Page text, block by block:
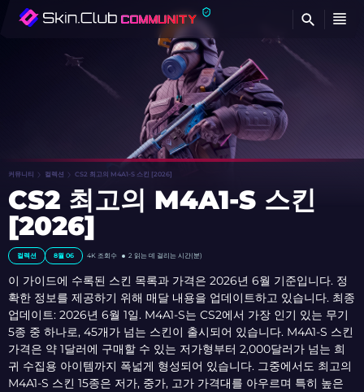
커뮤니티 컬렉션 CS2 최고의 M4A1-S 스킨 [2026]
CS2 최고의 M4A1-S 스킨
[2026]
컬렉션 8월 06 4K 조회수 2 읽는 데 걸리는 시간(분)
이 가이드에 수록된 스킨 목록과 가격은 2026년 6월 기준입니다. 정
확한 정보를 제공하기 위해 매달 내용을 업데이트하고 있습니다. 최종
업데이트: 2026년 6월 1일. M4A1-S는 CS2에서 가장 인기 있는 무기
5종 중 하나로, 45개가 넘는 스킨이 출시되어 있습니다. M4A1-S 스킨
가격은 약 1달러에 구매할 수 있는 저가형부터 2,000달러가 넘는 희
귀 수집용 아이템까지 폭넓게 형성되어 있습니다. 그중에서도 최고의
M4A1-S 스킨 15종은 저가, 중가, 고가 가격대를 아우르며 특히 높은